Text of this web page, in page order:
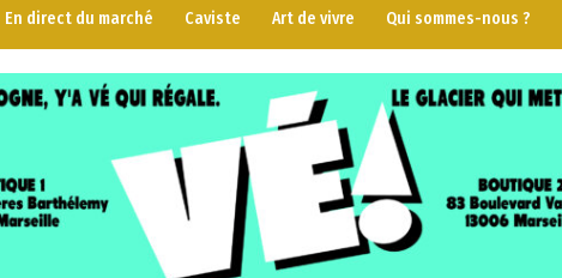
En direct du marché Caviste Art de vivre Qui sommes-nous ?